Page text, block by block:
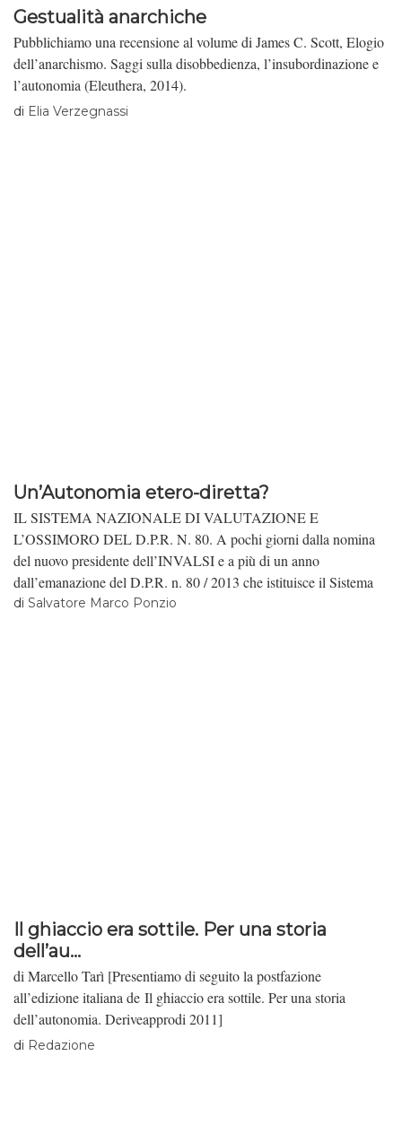
Gestualità anarchiche
Pubblichiamo una recensione al volume di James C. Scott, Elogio
dell’anarchismo. Saggi sulla disobbedienza, l’insubordinazione e
l’autonomia (Eleuthera, 2014).
di Elia Verzegnassi
Un’Autonomia etero-diretta?
IL SISTEMA NAZIONALE DI VALUTAZIONE E
L’OSSIMORO DEL D.P.R. N. 80. A pochi giorni dalla nomina
del nuovo presidente dell’INVALSI e a più di un anno
dall’emanazione del D.P.R. n. 80 / 2013 che istituisce il Sistema
Nazionale di Valutazione, alcune considerazioni utili per leggere
di Salvatore Marco Ponzio
Il ghiaccio era sottile. Per una storia
dell’au...
di Marcello Tarì [Presentiamo di seguito la postfazione
all’edizione italiana de Il ghiaccio era sottile. Per una storia
dell’autonomia. Deriveapprodi 2011]
di Redazione